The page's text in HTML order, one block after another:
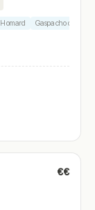
Homard Gaspacho de
€€